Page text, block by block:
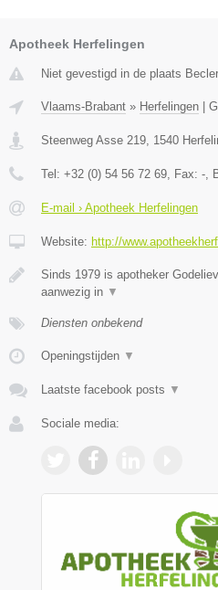
Apotheek Herfelingen
Niet gevestigd in de plaats
Vlaams-Brabant » Herfelingen
Steenweg Asse 219 1540
Tel: +32 (0) 54 56 72 69 , Fax: - ,
E-mail › Apotheek Herfelingen
Website: http://
Sinds 1979 is apotheker
aanwezig in ▼
Diensten onbekend
Openingstijden ▼
Laatste facebook posts ▼
Sociale media: